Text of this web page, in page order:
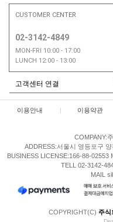
CUSTOMER CENTER
02-3142-4849
MON-FRI 10:00 - 17:00
LUNCH 12:00 - 13:00
고객센터 연결
이용안내 | 이용약관
COMPANY:
ADDRESS:서울시 영등포구
BUSINESS LICENSE:166-88-02553
TELL 02-3142-
MAIL
COPYRIGHT(C) 주식